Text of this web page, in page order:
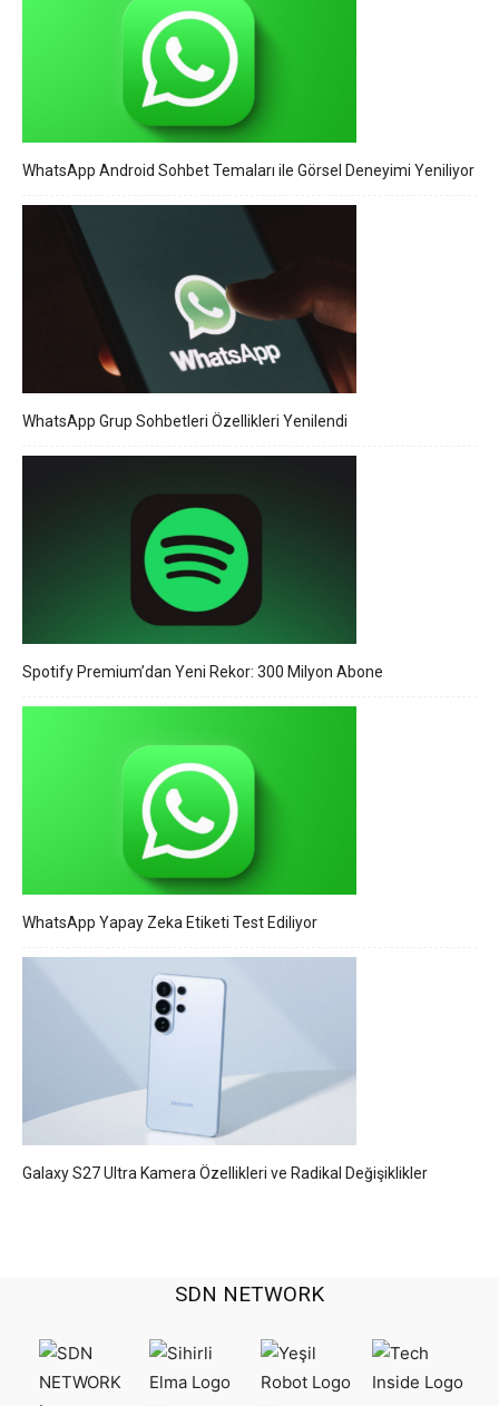
WhatsApp Android Sohbet Temaları ile Görsel Deneyimi Yeniliyor
WhatsApp Grup Sohbetleri Özellikleri Yenilendi
Spotify Premium’dan Yeni Rekor: 300 Milyon Abone
WhatsApp Yapay Zeka Etiketi Test Ediliyor
Galaxy S27 Ultra Kamera Özellikleri ve Radikal Değişiklikler
SDN NETWORK